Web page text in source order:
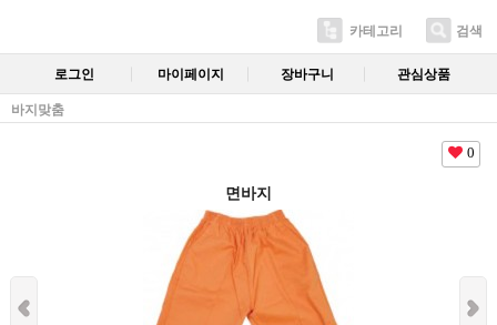
카테고리 검색
로그인 마이페이지 장바구니 관심상품
바지맞춤
0
면바지